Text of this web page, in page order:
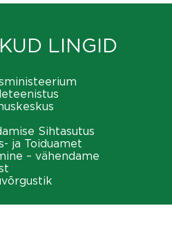
LINGID
Sihtasutus
ja Toiduamet
– vähendame